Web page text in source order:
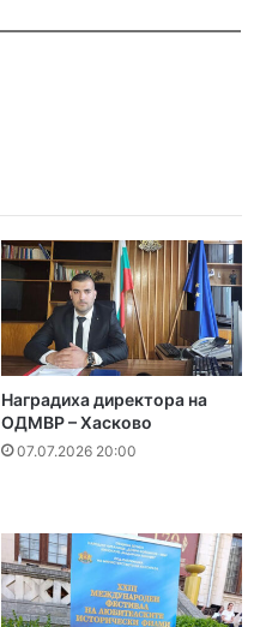
Наградиха директора на
ОДМВР – Хасково
07.07.2026 20:00